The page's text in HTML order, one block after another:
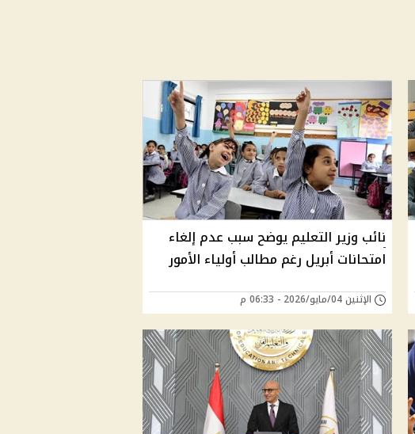
نائب وزير التعليم يوضح سبب عدم إلغاء
امتحانات أبريل رغم مطالب أولياء الأمور
الإثنين 04/مايو/2026 - 06:33 م